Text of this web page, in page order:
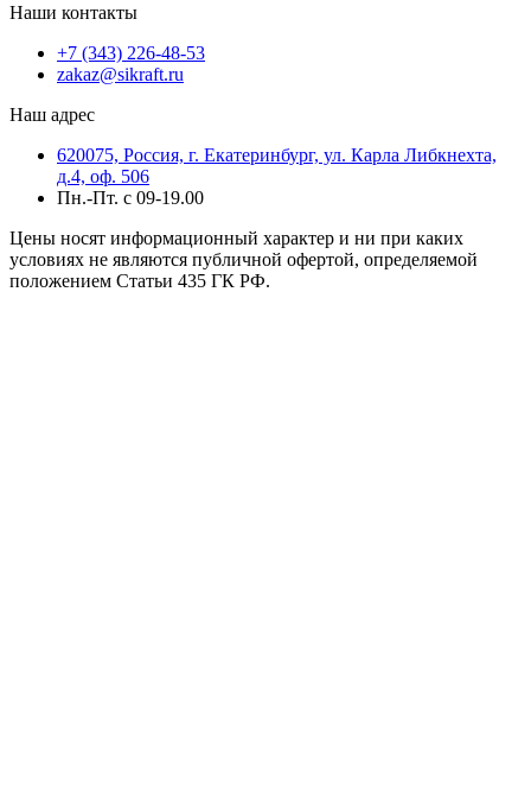
Наши контакты
+7 (343) 226-48-53
zakaz@sikraft.ru
Наш адрес
620075, Россия, г. Екатеринбург, ул. Карла Либкнехта,
д.4, оф. 506
Пн.-Пт. с 09-19.00
Цены носят информационный характер и ни при каких
условиях не являются публичной офертой, определяемой
положением Статьи 435 ГК РФ.